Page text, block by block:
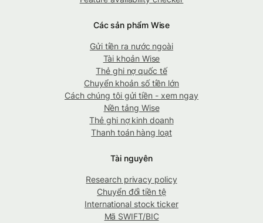
Các sản phẩm Wise
Gửi tiền ra nước ngoài
Tài khoản Wise
Thẻ ghi nợ quốc tế
Chuyển khoản số tiền lớn
Cách chúng tôi gửi tiền - xem ngay
Nền tảng Wise
Thẻ ghi nợ kinh doanh
Thanh toán hàng loạt
Tài nguyên
Research privacy policy
Chuyển đổi tiền tệ
International stock ticker
Mã SWIFT/BIC